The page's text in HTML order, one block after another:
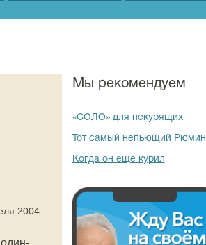
2004
Мы рекомендуем
«СОЛО» для некурящих
Тот самый непьющий Рюмин
Когда он ещё курил